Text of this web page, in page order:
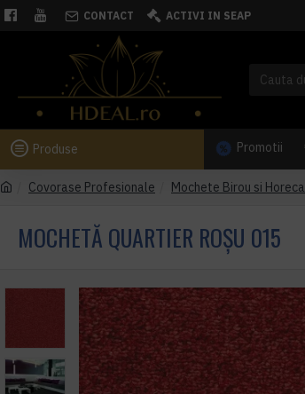
CONTACT ACTIVI IN SEAP
Produse Promotii
Covorase Profesionale Mochete Birou si Horeca
MOCHETĂ QUARTIER ROȘU 015